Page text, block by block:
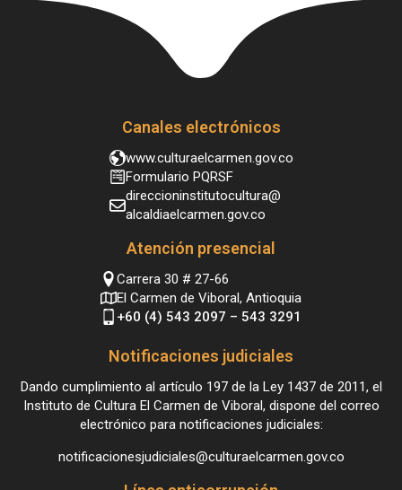
Canales electrónicos
www.culturaelcarmen.gov.co
Formulario PQRSF
direccioninstitutocultura@
alcaldiaelcarmen.gov.co
Atención presencial
Carrera 30 # 27-66
El Carmen de Viboral, Antioquia
+60 (4) 543 2097 – 543 3291
Notificaciones judiciales
Dando cumplimiento al artículo 197 de la Ley 1437 de 2011, el
Instituto de Cultura El Carmen de Viboral, dispone del correo
electrónico para notificaciones judiciales:
notificacionesjudiciales@culturaelcarmen.gov.co